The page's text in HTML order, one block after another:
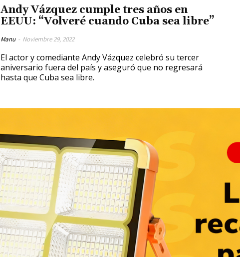
Andy Vázquez cumple tres años en
EEUU: “Volveré cuando Cuba sea libre”
Manu - Noviembre 29, 2022
El actor y comediante Andy Vázquez celebró su tercer
aniversario fuera del país y aseguró que no regresará
hasta que Cuba sea libre.